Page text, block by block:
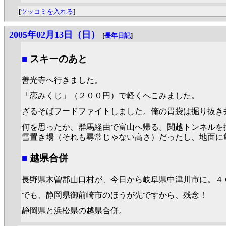
[ツッコミを入れる]
2005年02月13日（日） [長年日記]
■ スキーのあと
善光寺へ行きました。
「恋みくじ」（２００円）で軽くへこみました。
ざるそばフードファイトしました。俺の胃袋は掘り抜き
何を思ったか、群馬経由で富山へ帰る。関越トンネル
雪置き場（それも尋常じゃない高さ）だったし、地面
■ 越県合併
長野県木曽郡山口村が、今日から岐阜県中津川市に。
でも、静岡県御前崎市のほうが先ですから、残念！
静岡県と浜松県の越県合併。